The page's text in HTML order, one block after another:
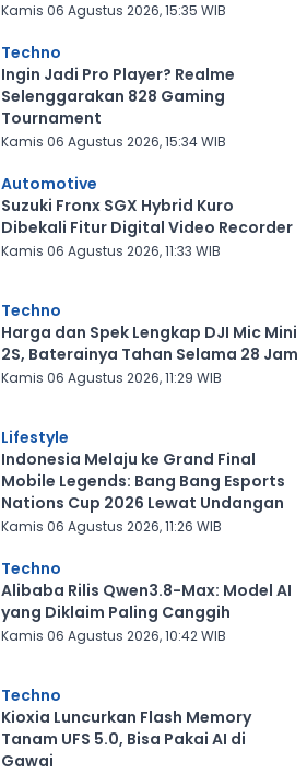
Kamis 06 Agustus 2026, 15:35 WIB
Techno
Ingin Jadi Pro Player? Realme
Selenggarakan 828 Gaming
Tournament
Kamis 06 Agustus 2026, 15:34 WIB
Automotive
Suzuki Fronx SGX Hybrid Kuro
Dibekali Fitur Digital Video Recorder
Kamis 06 Agustus 2026, 11:33 WIB
Techno
Harga dan Spek Lengkap DJI Mic Mini
2S, Baterainya Tahan Selama 28 Jam
Kamis 06 Agustus 2026, 11:29 WIB
Lifestyle
Indonesia Melaju ke Grand Final
Mobile Legends: Bang Bang Esports
Nations Cup 2026 Lewat Undangan
Kamis 06 Agustus 2026, 11:26 WIB
Techno
Alibaba Rilis Qwen3.8-Max: Model AI
yang Diklaim Paling Canggih
Kamis 06 Agustus 2026, 10:42 WIB
Techno
Kioxia Luncurkan Flash Memory
Tanam UFS 5.0, Bisa Pakai AI di
Gawai